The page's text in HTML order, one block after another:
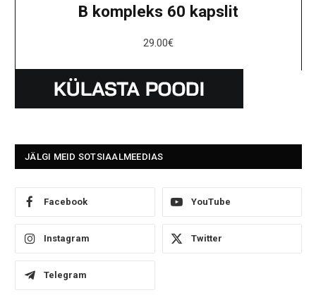
B kompleks 60 kapslit
29.00€
JÄLGI MEID SOTSIAALMEEDIAS
Facebook YouTube
Instagram Twitter
Telegram